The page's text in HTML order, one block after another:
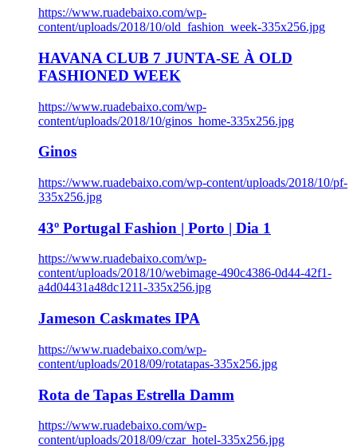
https://www.ruadebaixo.com/wp-
content/uploads/2018/10/old_fashion_week-335x256.jpg
HAVANA CLUB 7 JUNTA-SE À OLD
FASHIONED WEEK
https://www.ruadebaixo.com/wp-
content/uploads/2018/10/ginos_home-335x256.jpg
Ginos
https://www.ruadebaixo.com/wp-content/uploads/2018/10/pf-
335x256.jpg
43º Portugal Fashion | Porto | Dia 1
https://www.ruadebaixo.com/wp-
content/uploads/2018/10/webimage-490c4386-0d44-42f1-
a4d04431a48dc1211-335x256.jpg
Jameson Caskmates IPA
https://www.ruadebaixo.com/wp-
content/uploads/2018/09/rotatapas-335x256.jpg
Rota de Tapas Estrella Damm
https://www.ruadebaixo.com/wp-
content/uploads/2018/09/czar_hotel-335x256.jpg